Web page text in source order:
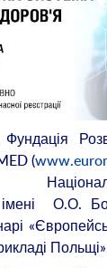
Фундація
(
імені О.О.